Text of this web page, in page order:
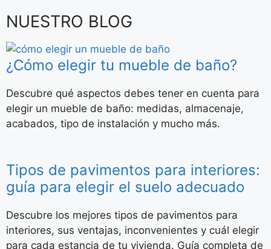
NUESTRO BLOG
¿Cómo elegir tu mueble de baño?
Descubre qué aspectos debes tener en cuenta para
elegir un mueble de baño: medidas, almacenaje,
acabados, tipo de instalación y mucho más.
Tipos de pavimentos para interiores:
guía para elegir el suelo adecuado
Descubre los mejores tipos de pavimentos para
interiores, sus ventajas, inconvenientes y cuál elegir
para cada estancia de tu vivienda. Guía completa de